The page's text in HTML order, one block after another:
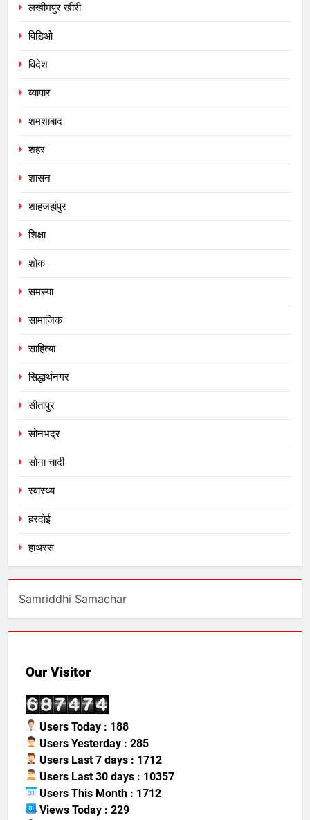
लखीमपुर खीरी
विडिओ
विदेश
व्यापार
शमशाबाद
शहर
शासन
शाहजहांपुर
शिक्षा
शोक
समस्या
सामाजिक
साहित्या
सिद्धार्थनगर
सीतापुर
सोनभद्र
सोना चादी
स्वास्थ्य
हरदोई
हाथरस
Samriddhi Samachar
Our Visitor
Users Today : 188
Users Yesterday : 285
Users Last 7 days : 1712
Users Last 30 days : 10357
Users This Month : 1712
Views Today : 229